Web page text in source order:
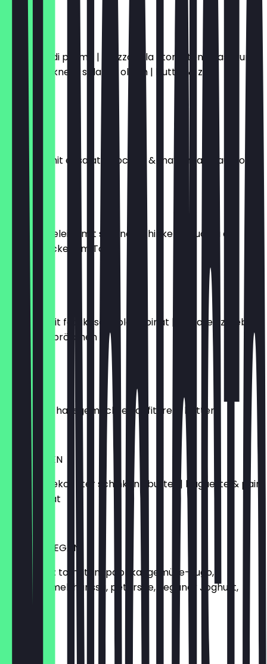
€17.50
prosciuto di parma | mozzarella | tomaten | basilikum |
luftgetrocknete salami | oliven | butter & zwei
krabben mit ei, salat, avocado & mayonnaise auf toast
€18.00
zwei spiegeleier mit serano-schinken & rucola auf
hausgebackenem Toast
€15.50
omlette mit fetakäse & blattspinat | tomate | zwiebeln
| butter & brötchen
€15.50
croissant | hausgemachte konfitüre & butter
ANTWERPEN
gouda & gekochter schinken | butter | baguette & pain
au chocolat
TEL AVIV VEGAN
shakshuka: tomaten-paprika-gemüse-sugo,
kreuzkümmel, harissa, petersilie, veganer Joghurt,